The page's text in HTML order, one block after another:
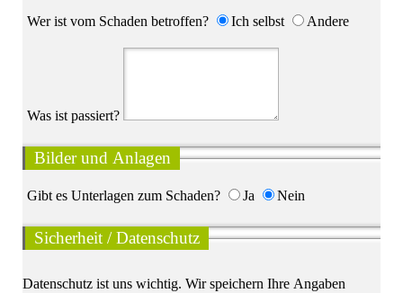
Wer ist vom Schaden betroffen? Ich selbst Andere
Was ist passiert?
Bilder und Anlagen
Gibt es Unterlagen zum Schaden? Ja Nein
Sicherheit / Datenschutz
Datenschutz ist uns wichtig. Wir speichern Ihre Angaben